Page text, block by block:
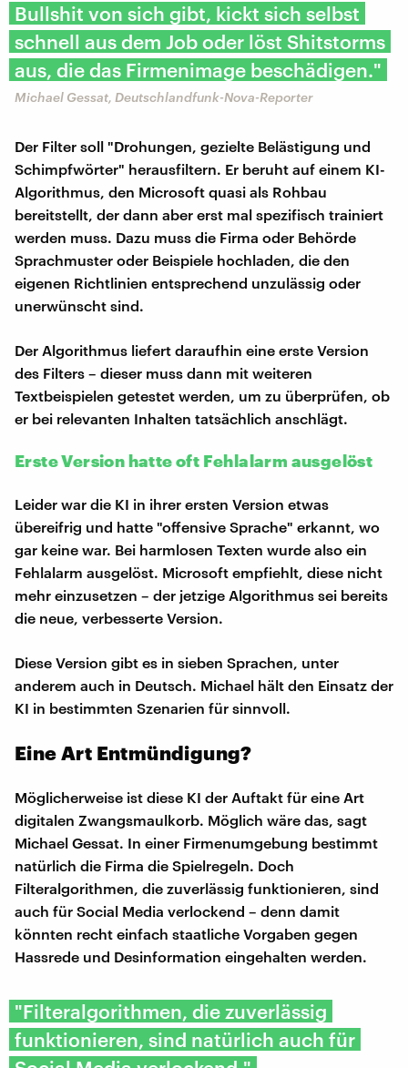
Bullshit von sich gibt, kickt sich selbst
schnell aus dem Job oder löst Shitstorms
aus, die das Firmenimage beschädigen."
Michael Gessat, Deutschlandfunk-Nova-Reporter
Der Filter soll "Drohungen, gezielte Belästigung und
Schimpfwörter" herausfiltern. Er beruht auf einem KI-
Algorithmus, den Microsoft quasi als Rohbau
bereitstellt, der dann aber erst mal spezifisch trainiert
werden muss. Dazu muss die Firma oder Behörde
Sprachmuster oder Beispiele hochladen, die den
eigenen Richtlinien entsprechend unzulässig oder
unerwünscht sind.
Der Algorithmus liefert daraufhin eine erste Version
des Filters – dieser muss dann mit weiteren
Textbeispielen getestet werden, um zu überprüfen, ob
er bei relevanten Inhalten tatsächlich anschlägt.
Erste Version hatte oft Fehlalarm ausgelöst
Leider war die KI in ihrer ersten Version etwas
übereifrig und hatte "offensive Sprache" erkannt, wo
gar keine war. Bei harmlosen Texten wurde also ein
Fehlalarm ausgelöst. Microsoft empfiehlt, diese nicht
mehr einzusetzen – der jetzige Algorithmus sei bereits
die neue, verbesserte Version.
Diese Version gibt es in sieben Sprachen, unter
anderem auch in Deutsch. Michael hält den Einsatz der
KI in bestimmten Szenarien für sinnvoll.
Eine Art Entmündigung?
Möglicherweise ist diese KI der Auftakt für eine Art
digitalen Zwangsmaulkorb. Möglich wäre das, sagt
Michael Gessat. In einer Firmenumgebung bestimmt
natürlich die Firma die Spielregeln. Doch
Filteralgorithmen, die zuverlässig funktionieren, sind
auch für Social Media verlockend – denn damit
könnten recht einfach staatliche Vorgaben gegen
Hassrede und Desinformation eingehalten werden.
"Filteralgorithmen, die zuverlässig
funktionieren, sind natürlich auch für